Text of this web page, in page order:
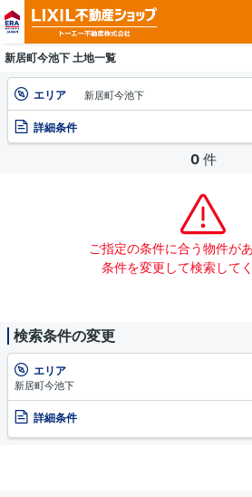
新居町今池下 土地一覧
エリア 新居町今池下
詳細条件
0 件
ご指定の条件に合う物件が
条件を変更して検索してく
検索条件の変更
エリア
新居町今池下
詳細条件